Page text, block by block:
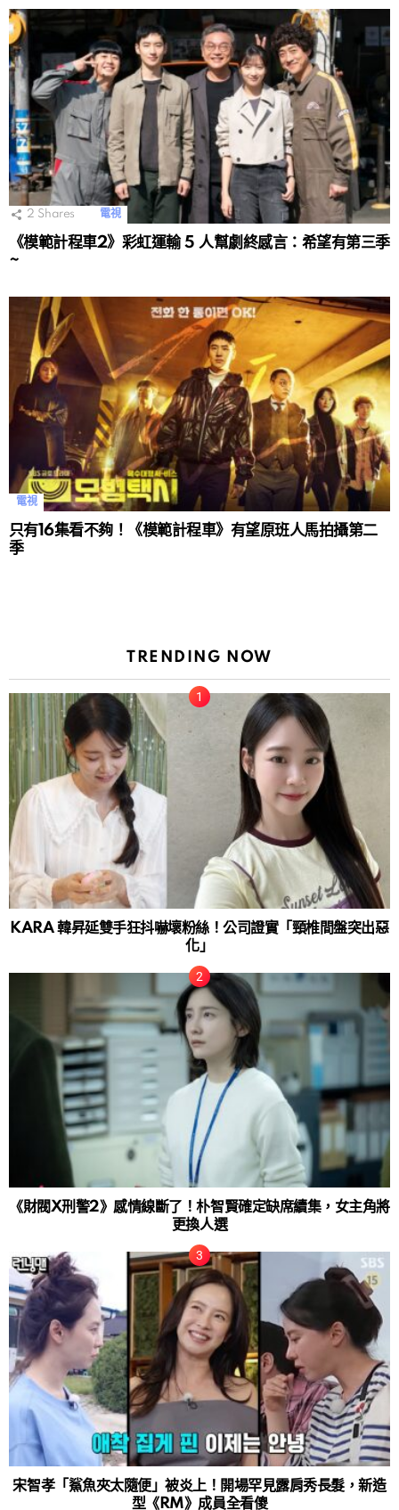
2 Shares 電視
《模範計程車2》彩虹運輸 5 人幫劇終感言：希望有第三季
~
電視
只有16集看不夠！《模範計程車》有望原班人馬拍攝第二
季
TRENDING NOW
KARA 韓昇延雙手狂抖嚇壞粉絲！公司證實「頸椎間盤突出惡
化」
《財閥X刑警2》感情線斷了！朴智賢確定缺席續集，女主角將
更換人選
宋智孝「鯊魚夾太隨便」被炎上！開場罕見露肩秀長髮，新造
型《RM》成員全看傻